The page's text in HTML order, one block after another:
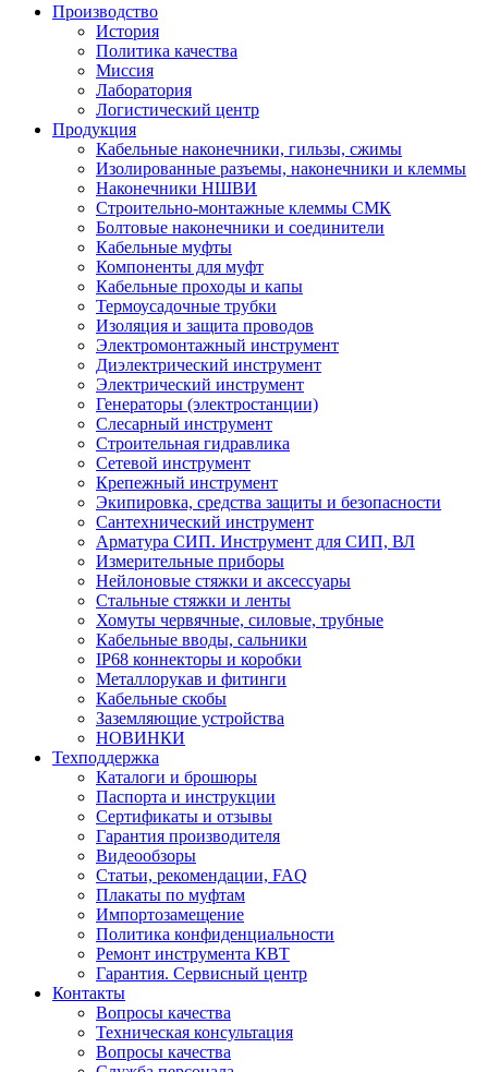
Производство
История
Политика качества
Миссия
Лаборатория
Логистический центр
Продукция
Кабельные наконечники, гильзы, сжимы
Изолированные разъемы, наконечники и клеммы
Наконечники НШВИ
Строительно-монтажные клеммы СМК
Болтовые наконечники и соединители
Кабельные муфты
Компоненты для муфт
Кабельные проходы и капы
Термоусадочные трубки
Изоляция и защита проводов
Электромонтажный инструмент
Диэлектрический инструмент
Электрический инструмент
Генераторы (электростанции)
Слесарный инструмент
Строительная гидравлика
Сетевой инструмент
Крепежный инструмент
Экипировка, средства защиты и безопасности
Сантехнический инструмент
Арматура СИП. Инструмент для СИП, ВЛ
Измерительные приборы
Нейлоновые стяжки и аксессуары
Стальные стяжки и ленты
Хомуты червячные, силовые, трубные
Кабельные вводы, сальники
IP68 коннекторы и коробки
Металлорукав и фитинги
Кабельные скобы
Заземляющие устройства
НОВИНКИ
Техподдержка
Каталоги и брошюры
Паспорта и инструкции
Сертификаты и отзывы
Гарантия производителя
Видеообзоры
Статьи, рекомендации, FAQ
Плакаты по муфтам
Импортозамещение
Политика конфиденциальности
Ремонт инструмента КВТ
Гарантия. Сервисный центр
Контакты
Вопросы качества
Техническая консультация
Вопросы качества